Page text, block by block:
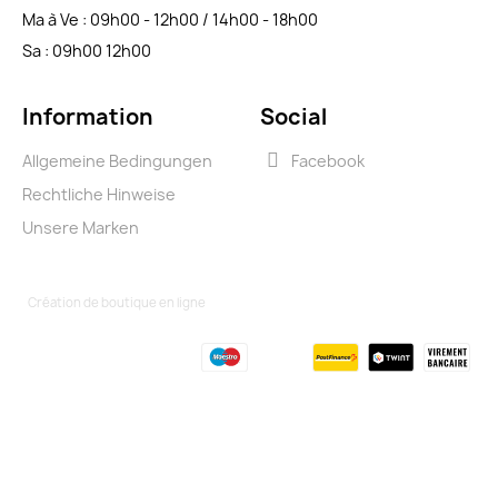
Ma à Ve : 09h00 - 12h00 / 14h00 - 18h00
Sa : 09h00 12h00
Information
Allgemeine Bedingungen
Rechtliche Hinweise
Unsere Marken
Social
Facebook
Création de boutique en ligne